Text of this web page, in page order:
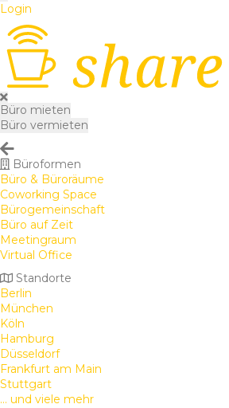
Login
Büro mieten
Büro vermieten
Büroformen
Büro & Büroräume
Coworking Space
Bürogemeinschaft
Büro auf Zeit
Meetingraum
Virtual Office
Standorte
Berlin
München
Köln
Hamburg
Düsseldorf
Frankfurt am Main
Stuttgart
... und viele mehr